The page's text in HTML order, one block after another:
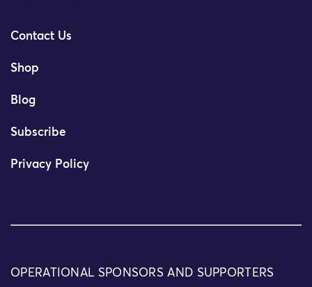
Contact Us
Shop
Blog
Subscribe
Privacy Policy
OPERATIONAL SPONSORS AND SUPPORTERS